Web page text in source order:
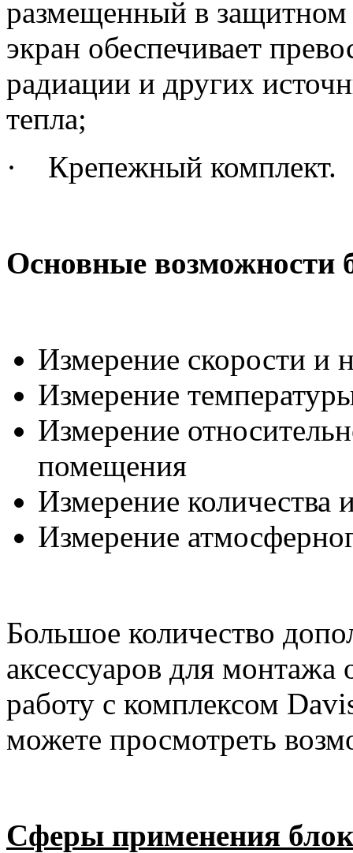
размещенный в
экран обеспечивает
радиации и других
тепла;
·
Крепежный комплект.
Основные возможности
Измерение скорости и
Измерение
Измерение
помещения
Измерение количества
Измерение
Большое количество
аксессуаров для
работу с комплексом
можете просмотреть
Сферы применения